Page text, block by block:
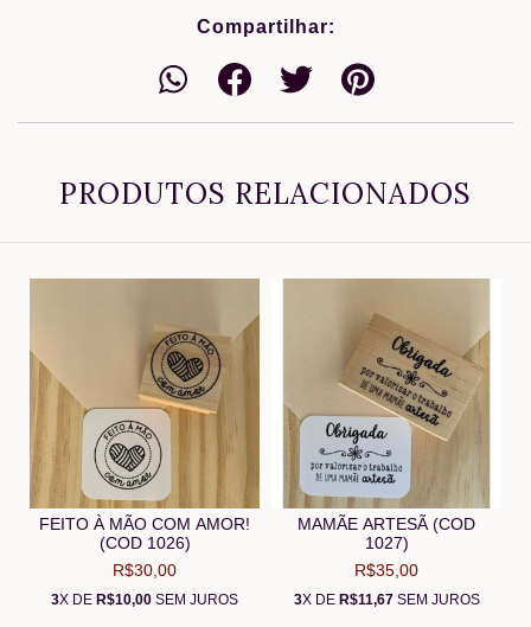
Compartilhar:
PRODUTOS RELACIONADOS
FEITO À MÃO COM AMOR!
(COD 1026)
R$30,00
3X DE R$10,00 SEM JUROS
MAMÃE ARTESÃ (COD
1027)
R$35,00
3X DE R$11,67SEM JUROS